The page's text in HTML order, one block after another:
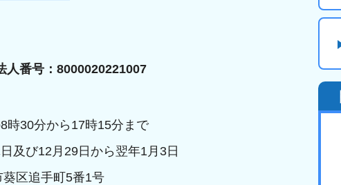
人番号：8000020221007
時30分から17時15分まで
及び12月29日から翌年1月3日
区追手町5番1号